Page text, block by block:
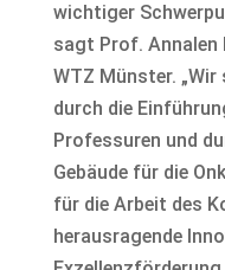
wichtiger
sagt Prof. Annalen
WTZ Münster.
durch die
Professuren und
Gebäude für die
für die Arbeit des
herausragende